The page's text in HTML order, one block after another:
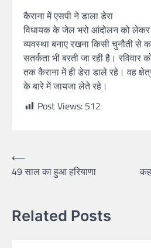
कैराना में एसपी ने डाला डेरा
विधायक के जेल भरो आंदोलन को
व्यवस्था बनाए रखना किसी चुनौती
सतर्कता भी बरती जा रही है। रविवार
तक कैराना में ही डेरा डाले रहे। वह
के बारे में जायजा लेते रहे।
Post Views: 512
⟵
49 साल का हुआ हरियाणा
Related Posts